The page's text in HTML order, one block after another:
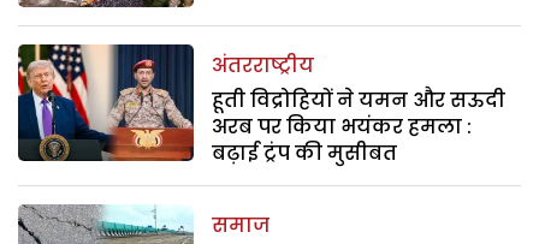
अंतरराष्ट्रीय
हूती विद्रोहियों ने यमन और सऊदी
अरब पर किया भयंकर हमला :
बढ़ाई ट्रंप की मुसीबत
समाज